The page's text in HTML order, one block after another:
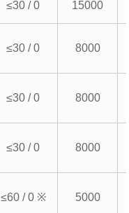
≤30 / 0 15000
≤30 / 0 8000
≤30 / 0 8000
≤30 / 0 8000
≤60 / 0 ※ 5000